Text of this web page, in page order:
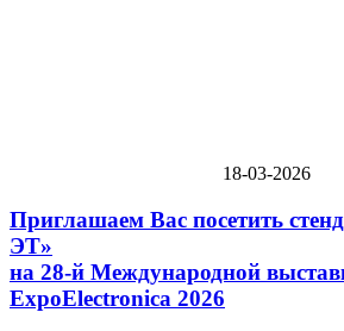
18-03-2026
Приглашаем Вас посетить
ЭТ»
на 28-й Международной
ExpoElectronica 2026